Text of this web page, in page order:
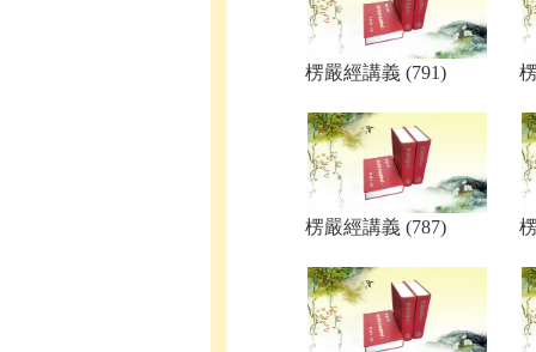
楞嚴經講義 (791)
楞嚴經講義 (787)